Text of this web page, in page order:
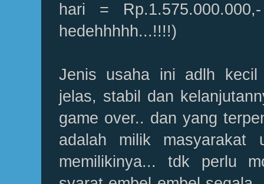
hari =
hedehhhhh...!!!!)
Jenis usaha ini adlh
jelas, stabil dan
game over.. dan yang
adalah milik masyarakat
memilikinya... tdk perlu